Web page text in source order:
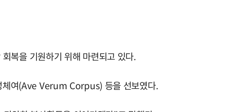
복을 기원하기 위해 마련되고 있다.
여(Ave Verum Corpus) 등을 선보였다.